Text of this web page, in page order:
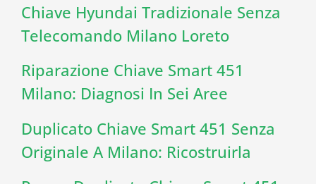
Chiave Hyundai Tradizionale Senza
Telecomando Milano Loreto
Riparazione Chiave Smart 451
Milano: Diagnosi In Sei Aree
Duplicato Chiave Smart 451 Senza
Originale A Milano: Ricostruirla